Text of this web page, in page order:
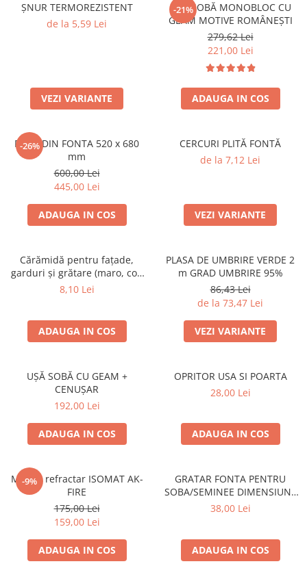
INSTALAȚII
Baterii și accesorii
Unelte electrice
SOBE ȘI ȘEMINEE
STICLĂ TERMOREZISTENTĂ
TIMP LIBER IN NATURA
DE CURATARE HORN
UZ GOSPODĂRESC
TERASĂ
ȘNUR TERMOREZISTENT
de la 5,59 Lei
VEZI VARIANTE
-21%
UȘĂ SOBĂ MONOBLOC CU
GEAM MOTIVE ROMÂNEȘTI
279,62 Lei
221,00 Lei
ADAUGA IN COS
-26%
PLITA DIN FONTA 520 x 680
mm
600,00 Lei
445,00 Lei
ADAUGA IN COS
CERCURI PLITĂ FONTĂ
de la 7,12 Lei
VEZI VARIANTE
Cărămidă pentru fațade,
garduri și grătare (maro, colț
rotunjit) – 250 × 120 × 65 mm
8,10 Lei
ADAUGA IN COS
PLASA DE UMBRIRE VERDE 2
m GRAD UMBRIRE 95%
86,43 Lei
de la 73,47 Lei
VEZI VARIANTE
UȘĂ SOBĂ CU GEAM +
CENUȘAR
192,00 Lei
ADAUGA IN COS
OPRITOR USA SI POARTA
28,00 Lei
ADAUGA IN COS
-9%
Mortar refractar ISOMAT AK-
FIRE
175,00 Lei
159,00 Lei
ADAUGA IN COS
GRATAR FONTA PENTRU
SOBA/SEMINEE DIMENSIUNE
250x170 mm
38,00 Lei
ADAUGA IN COS